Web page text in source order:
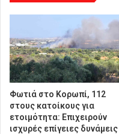
Φωτιά στο Κορωπί, 112
στους κατοίκους για
ετοιμότητα: Επιχειρούν
ισχυρές επίγειες δυνάμεις